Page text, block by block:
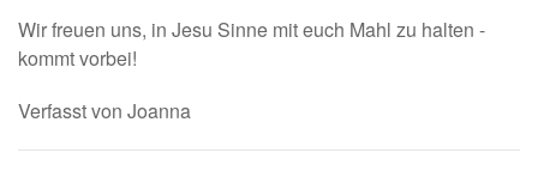
Wir freuen uns, in Jesu Sinne mit euch Mahl zu halten -
kommt vorbei!
Verfasst von Joanna